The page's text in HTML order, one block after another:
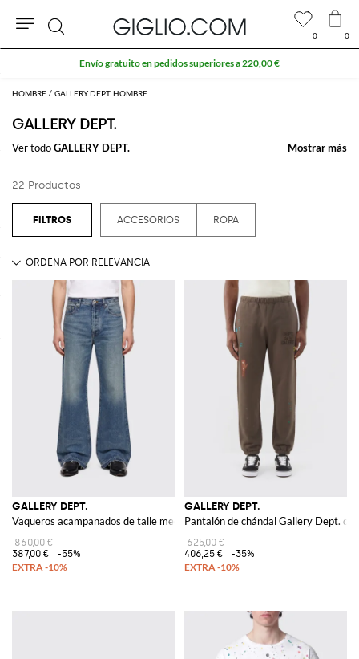
HOMBRE GALLERY DEPT. HOMBRE
GALLERY DEPT.
Ver todoGALLERY DEPT. Mostrar más
Mostrar más
22 Productos
ACCESORIOS ROPA
GALLERY DEPT.
Vaqueros acampanados de talle medio en denim de algodón de Gallery
860,00 €
387,00 €
-55%
GALLERY DEPT.
Pantalón de chándal Gallery Dept.
625,00 €
406,25 €
-35%
0 0
Buscar
Envío gratuito en pedidos superiores a 220,00 €